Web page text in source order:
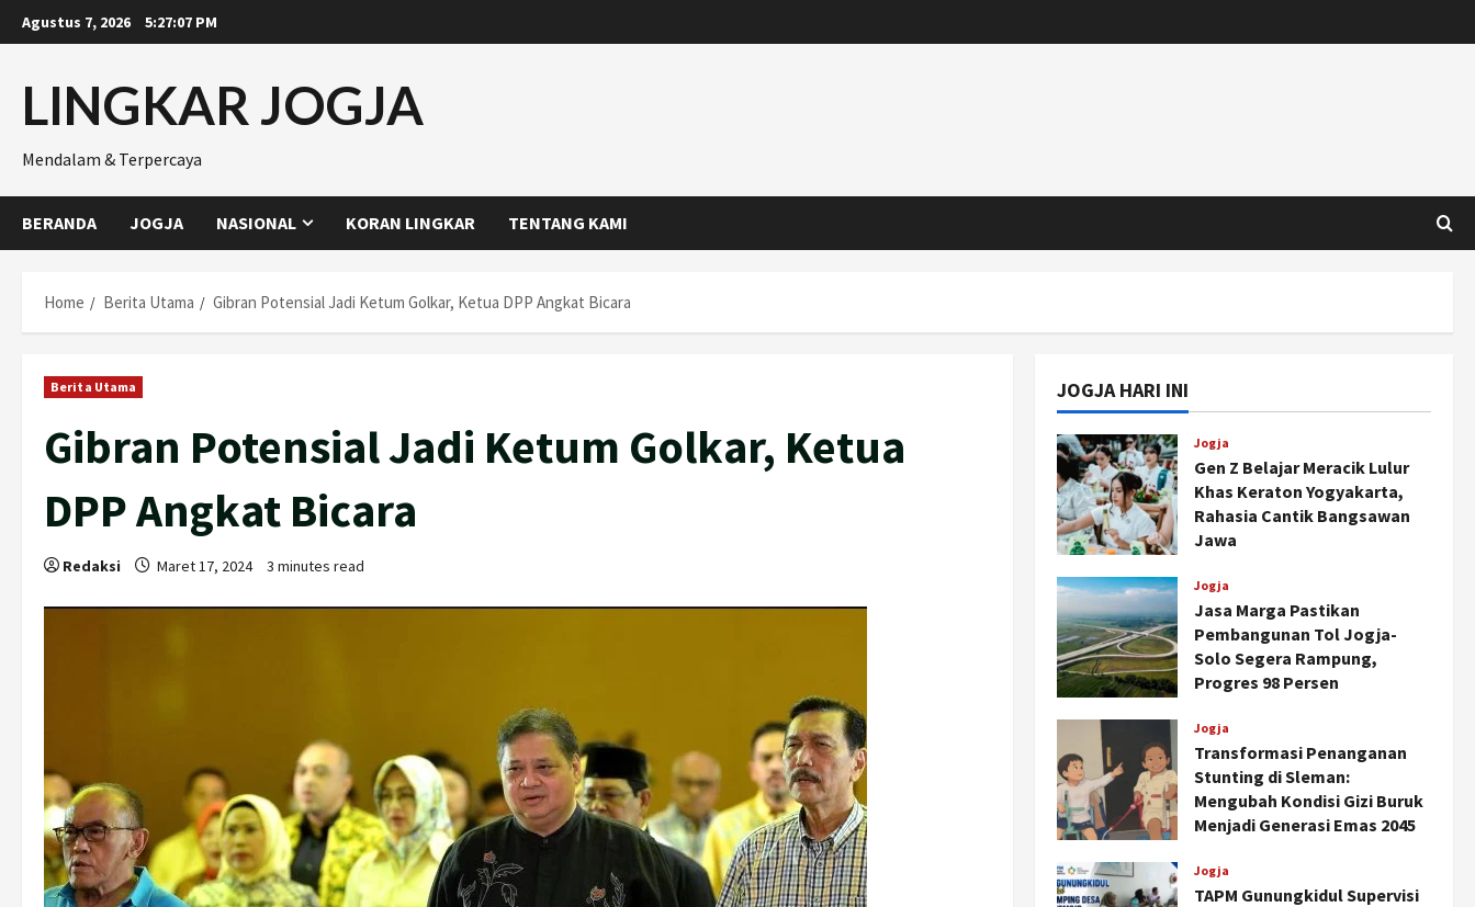
Skip
to
Agustus 7, 2026 5:27:08 PM
LINGKAR JOGJA
Mendalam & Terpercaya
BERANDA JOGJA NASIONAL KORAN LINGKAR TENTANG KAMI
Home Berita Utama Gibran Potensial Jadi Ketum Golkar, Ketua DPP Angkat Bicara
Berita Utama
Gibran Potensial Jadi Ketum Golkar, Ketua
DPP Angkat Bicara
Redaksi Maret 17, 2024 3 minutes read
JOGJA HARI INI
Jogja
Gen Z Belajar Meracik Lulur
Khas Keraton Yogyakarta,
Rahasia Cantik Bangsawan
Jawa
Jogja
Jasa Marga Pastikan
Pembangunan Tol Jogja-
Solo Segera Rampung,
Progres 98 Persen
Jogja
Transformasi Penanganan
Stunting di Sleman:
Mengubah Kondisi Gizi Buruk
Menjadi Generasi Emas 2045
Jogja
TAPM Gunungkidul Supervisi